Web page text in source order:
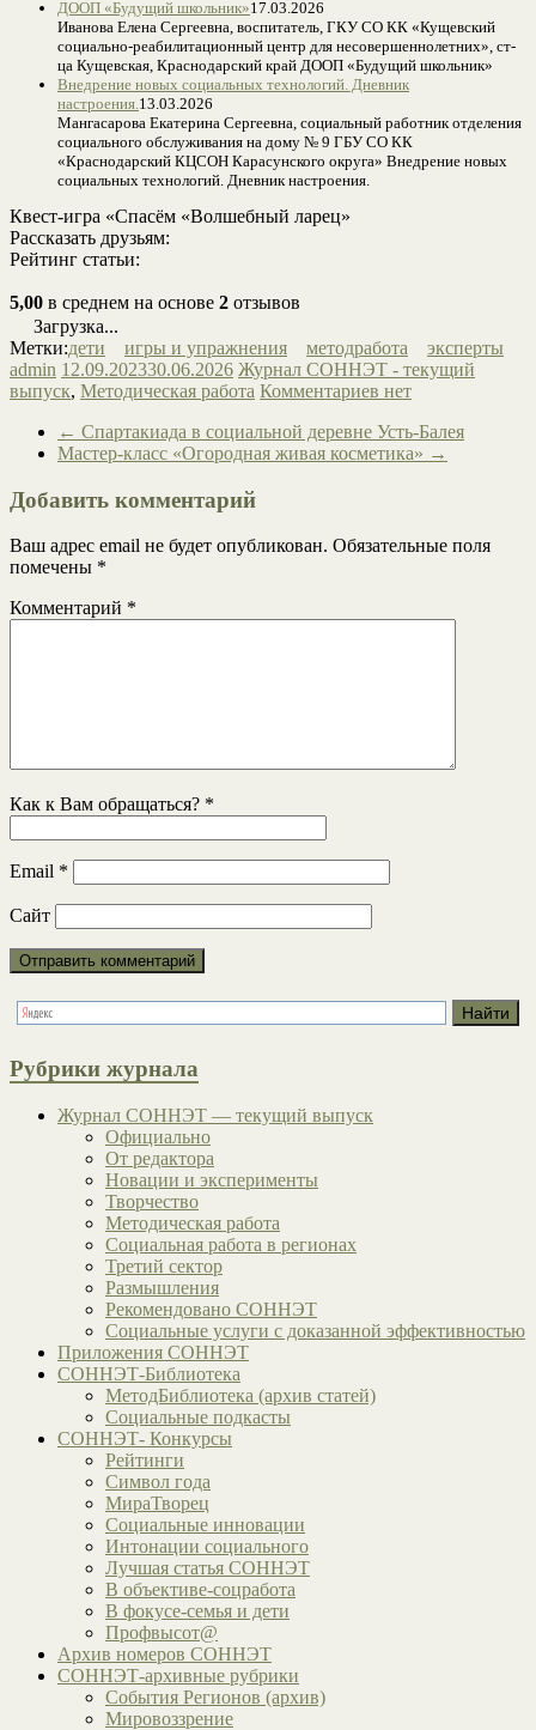
ДООП «Будущий школьник»17.03.2026
Иванова Елена Сергеевна, воспитатель, ГКУ СО КК «Кущевский
социально-реабилитационный центр для несовершеннолетних», ст-
ца Кущевская, Краснодарский край ДООП «Будущий школьник»
Внедрение новых социальных технологий. Дневник
настроения. 13.03.2026
Мангасарова Екатерина Сергеевна, социальный работник отделения
социального обслуживания на дому № 9 ГБУ СО КК
«Краснодарский КЦСОН Карасунского округа» Внедрение новых
социальных технологий. Дневник настроения.
Квест-игра «Спасём «Волшебный ларец»
Рассказать друзьям:
Рейтинг статьи:
5,00 в среднем на основе 2 отзывов
Загрузка...
Метки:дети игры и упражнения методработа
эксперты
admin 12.09.202330.06.2026 Журнал СОННЭТ - текущий
выпуск, Методическая работа Комментариев нет
← Спартакиада в социальной деревне Усть-Балея
Мастер-класс «Огородная живая косметика» →
Добавить комментарий
Ваш адрес email не будет опубликован. Обязательные поля
помечены *
Комментарий *
Как к Вам обращаться? *
Email *
Сайт
Рубрики журнала
Журнал СОННЭТ — текущий выпуск
Официально
От редактора
Новации и эксперименты
Творчество
Методическая работа
Социальная работа в регионах
Третий сектор
Размышления
Рекомендовано СОННЭТ
Социальные услуги с доказанной эффективностью
Приложения СОННЭТ
СОННЭТ-Библиотека
МетодБиблиотека (архив статей)
Социальные подкасты
СОННЭТ- Конкурсы
Рейтинги
Символ года
МираТворец
Социальные инновации
Интонации социального
Лучшая статья СОННЭТ
В объективе-соцработа
В фокусе-семья и дети
Профвысот@
Архив номеров СОННЭТ
СОННЭТ-архивные рубрики
События Регионов (архив)
Мировоззрение